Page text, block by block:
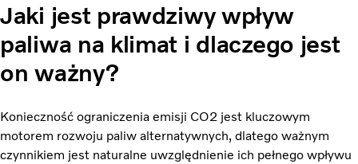
Jaki jest prawdziwy wpływ
paliwa na klimat i dlaczego jest
on ważny?
Konieczność ograniczenia emisji CO2 jest kluczowym
motorem rozwoju paliw alternatywnych, dlatego ważnym
czynnikiem jest naturalne uwzględnienie ich pełnego wpływu